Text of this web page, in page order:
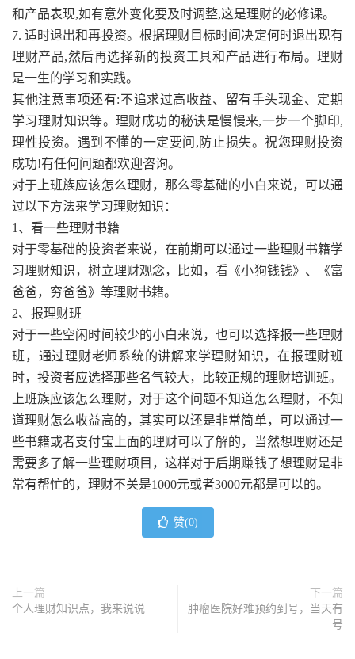
和产品表现,如有意外变化要及时调整,这是理财的必修课。
7. 适时退出和再投资。根据理财目标时间决定何时退出现有
理财产品,然后再选择新的投资工具和产品进行布局。理财
是一生的学习和实践。
其他注意事项还有:不追求过高收益、留有手头现金、定期
学习理财知识等。理财成功的秘诀是慢慢来,一步一个脚印,
理性投资。遇到不懂的一定要问,防止损失。祝您理财投资
成功!有任何问题都欢迎咨询。
对于上班族应该怎么理财，那么零基础的小白来说，可以通
过以下方法来学习理财知识：
1、看一些理财书籍
对于零基础的投资者来说，在前期可以通过一些理财书籍学
习理财知识，树立理财观念，比如，看《小狗钱钱》、《富
爸爸，穷爸爸》等理财书籍。
2、报理财班
对于一些空闲时间较少的小白来说，也可以选择报一些理财
班，通过理财老师系统的讲解来学理财知识，在报理财班
时，投资者应选择那些名气较大，比较正规的理财培训班。
上班族应该怎么理财，对于这个问题不知道怎么理财，不知
道理财怎么收益高的，其实可以还是非常简单，可以通过一
些书籍或者支付宝上面的理财可以了解的，当然想理财还是
需要多了解一些理财项目，这样对于后期赚钱了想理财是非
常有帮忙的，理财不关是1000元或者3000元都是可以的。
赞(0)
上一篇
个人理财知识点，我来说说
下一篇
肿瘤医院好难预约到号，当天有
号